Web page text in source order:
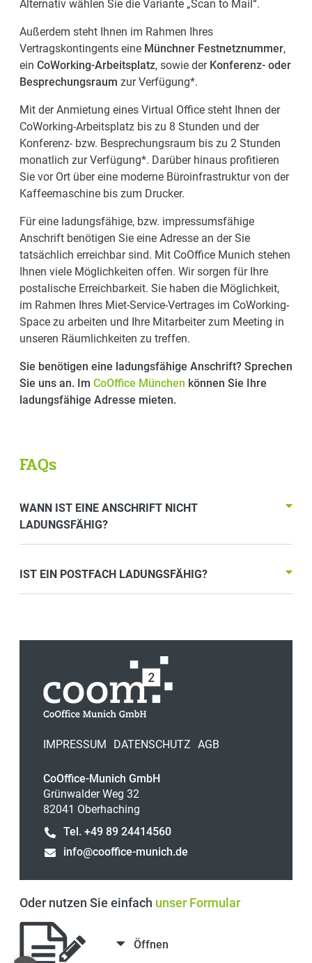
Alternativ wählen Sie die Variante „Scan to Mail“.
Außerdem steht Ihnen im Rahmen Ihres
Vertragskontingents eine Münchner Festnetznummer,
ein CoWorking-Arbeitsplatz, sowie der Konferenz- oder
Besprechungsraum zur Verfügung*.
Mit der Anmietung eines Virtual Office steht Ihnen der
CoWorking-Arbeitsplatz bis zu 8 Stunden und der
Konferenz- bzw. Besprechungsraum bis zu 2 Stunden
monatlich zur Verfügung*. Darüber hinaus profitieren
Sie vor Ort über eine moderne Büroinfrastruktur von der
Kaffeemaschine bis zum Drucker.
Für eine ladungsfähige, bzw. impressumsfähige
Anschrift benötigen Sie eine Adresse an der Sie
tatsächlich erreichbar sind. Mit CoOffice Munich stehen
Ihnen viele Möglichkeiten offen. Wir sorgen für Ihre
postalische Erreichbarkeit. Sie haben die Möglichkeit,
im Rahmen Ihres Miet-Service-Vertrages im CoWorking-
Space zu arbeiten und Ihre Mitarbeiter zum Meeting in
unseren Räumlichkeiten zu treffen.
Sie benötigen eine ladungsfähige Anschrift? Sprechen
Sie uns an. Im CoOffice München können Sie Ihre
ladungsfähige Adresse mieten.
FAQs
WANN IST EINE ANSCHRIFT NICHT
LADUNGSFÄHIG?
IST EIN POSTFACH LADUNGSFÄHIG?
IMPRESSUM DATENSCHUTZ AGB
CoOffice-Munich GmbH
Grünwalder Weg 32
82041 Oberhaching
Tel. +49 89 24414560
info@cooffice-munich.de
Oder nutzen Sie einfach unser Formular
Öffnen